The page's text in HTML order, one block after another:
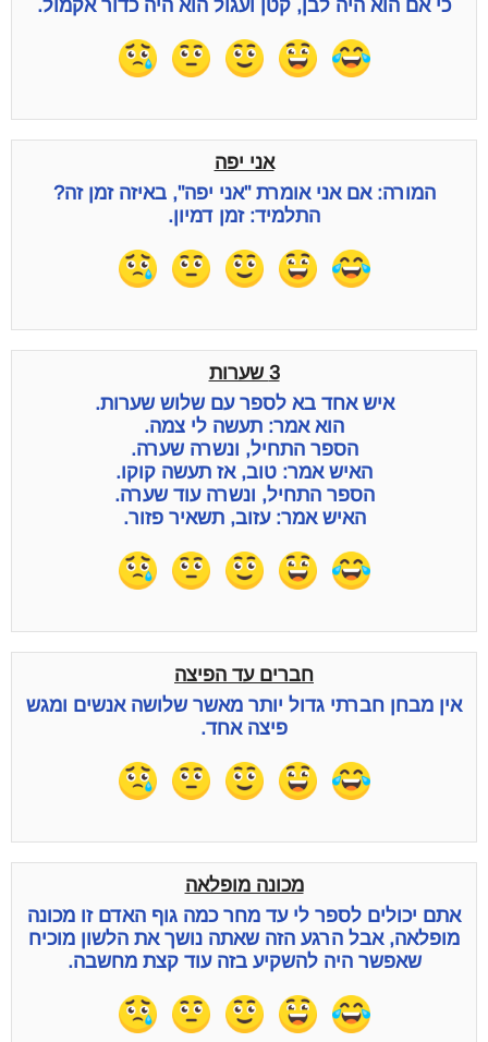
כי אם הוא היה לבן, קטן ועגול הוא היה כדור אקמול.
אני יפה
המורה: אם אני אומרת "אני יפה", באיזה זמן זה?
התלמיד: זמן דמיון.
3 שערות
איש אחד בא לספר עם שלוש שערות.
הוא אמר: תעשה לי צמה.
הספר התחיל, ונשרה שערה.
האיש אמר: טוב, אז תעשה קוקו.
הספר התחיל, ונשרה עוד שערה.
האיש אמר: עזוב, תשאיר פזור.
חברים עד הפיצה
אין מבחן חברתי גדול יותר מאשר שלושה אנשים ומגש
פיצה אחד.
מכונה מופלאה
אתם יכולים לספר לי עד מחר כמה גוף האדם זו מכונה
מופלאה, אבל הרגע הזה שאתה נושך את הלשון מוכיח
שאפשר היה להשקיע בזה עוד קצת מחשבה.